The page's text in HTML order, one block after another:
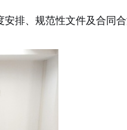
排、规范性文件及合同